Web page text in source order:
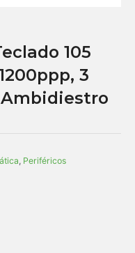
105
3
Ambidiestro
, Periféricos